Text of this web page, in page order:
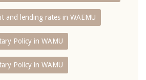
and lending rates in WAEMU
Policy in WAMU
Policy in WAMU